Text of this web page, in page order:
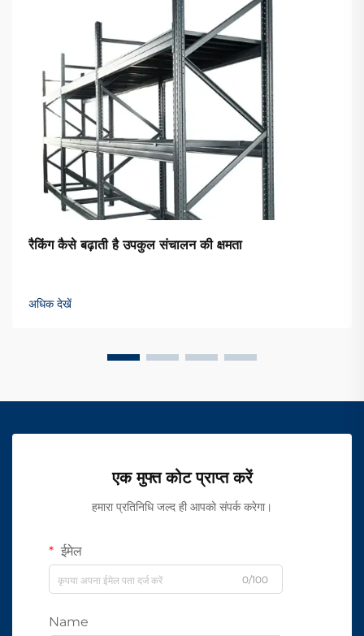
रैकिंग कैसे बढ़ाती है उपकुल संचालन की क्षमता
अधिक देखें
एक मुफ्त कोट प्राप्त करें
हमारा प्रतिनिधि जल्द ही आपको संपर्क करेगा।
ईमेल
0/100
Name